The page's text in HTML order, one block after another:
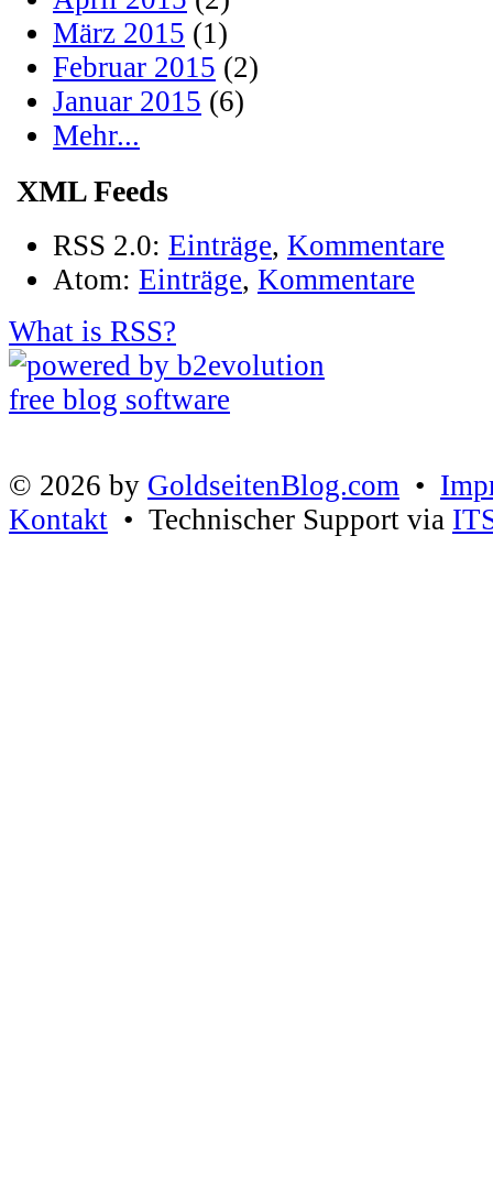
März 2015 (1)
Februar 2015 (2)
Januar 2015 (6)
Mehr...
XML Feeds
RSS 2.0: Einträge, Kommentare
Atom: Einträge, Kommentare
What is RSS?
© 2026 by GoldseitenBlog.com •
Kontakt • Technischer Support via